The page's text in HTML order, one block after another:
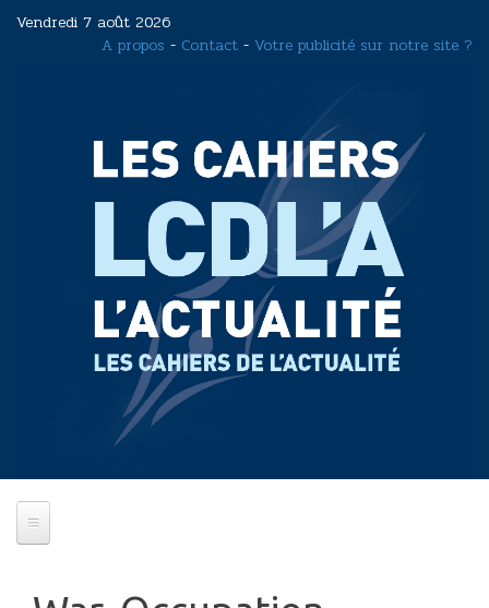
Vendredi 7 août 2026
A propos - Contact - Votre publicité sur notre site ?